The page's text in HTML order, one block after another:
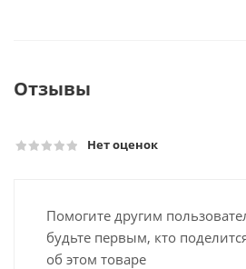
Отзывы
Нет оценок
Помогите другим
будьте первым, кто
об этом товаре